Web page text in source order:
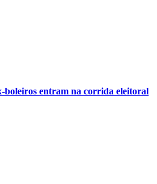
boleiros entram na corrida eleitoral